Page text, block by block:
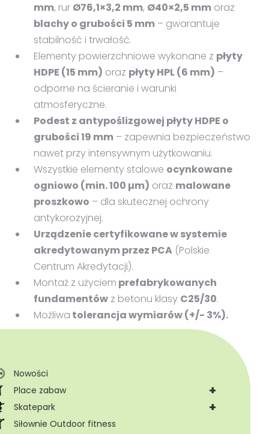
Nowości
+
Place zabaw
+
Skatepark
Siłownie Outdoor fitness
mm, rur Ø76,1×3,2 mm, Ø40×2,5 mm oraz
blachy o grubości 5 mm – gwarantuje
stabilność i trwałość.
Elementy powierzchniowe wykonane z płyty
HDPE (15 mm) oraz płyty HPL (6 mm) –
odporne na ścieranie i warunki
atmosferyczne.
Podest z antypoślizgowej płyty HDPE o
grubości 19 mm – zapewnia bezpieczeństwo
nawet przy intensywnym użytkowaniu.
Wszystkie elementy stalowe ocynkowane
ogniowo (min. 100 µm) oraz malowane
proszkowo – dla skutecznej ochrony
antykorozyjnej.
Urządzenie certyfikowane w systemie
akredytowanym przez PCA (Polskie
Centrum Akredytacji).
Montaż z użyciem prefabrykowanych
fundamentów z betonu klasy C25/30.
Możliwa tolerancja wymiarów (+/- 3%).